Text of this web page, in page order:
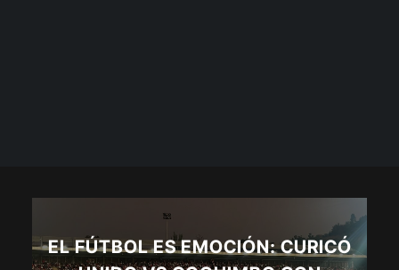
EL FÚTBOL ES EMOCIÓN: CURICÓ